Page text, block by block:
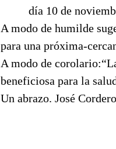
día 10 de
A modo de humilde
para una próxima-
A modo de
beneficiosa para la
Un abrazo. José